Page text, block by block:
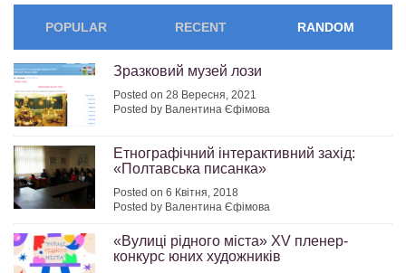
POPULAR RECENT RANDOM
Зразковий музей лози
Posted on 28 Вересня, 2021
Posted by Валентина Єфімова
Етнографічний інтерактивний захід:
«Полтавська писанка»
Posted on 6 Квітня, 2018
Posted by Валентина Єфімова
«Вулиці рідного міста» XV пленер-
конкурс юних художників